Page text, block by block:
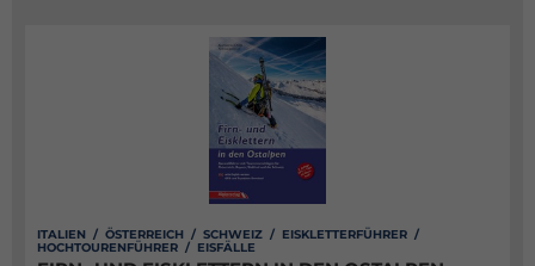
ITALIEN / ÖSTERREICH / SCHWEIZ / EISKLETTERFÜHRER /
HOCHTOURENFÜHRER / EISFÄLLE